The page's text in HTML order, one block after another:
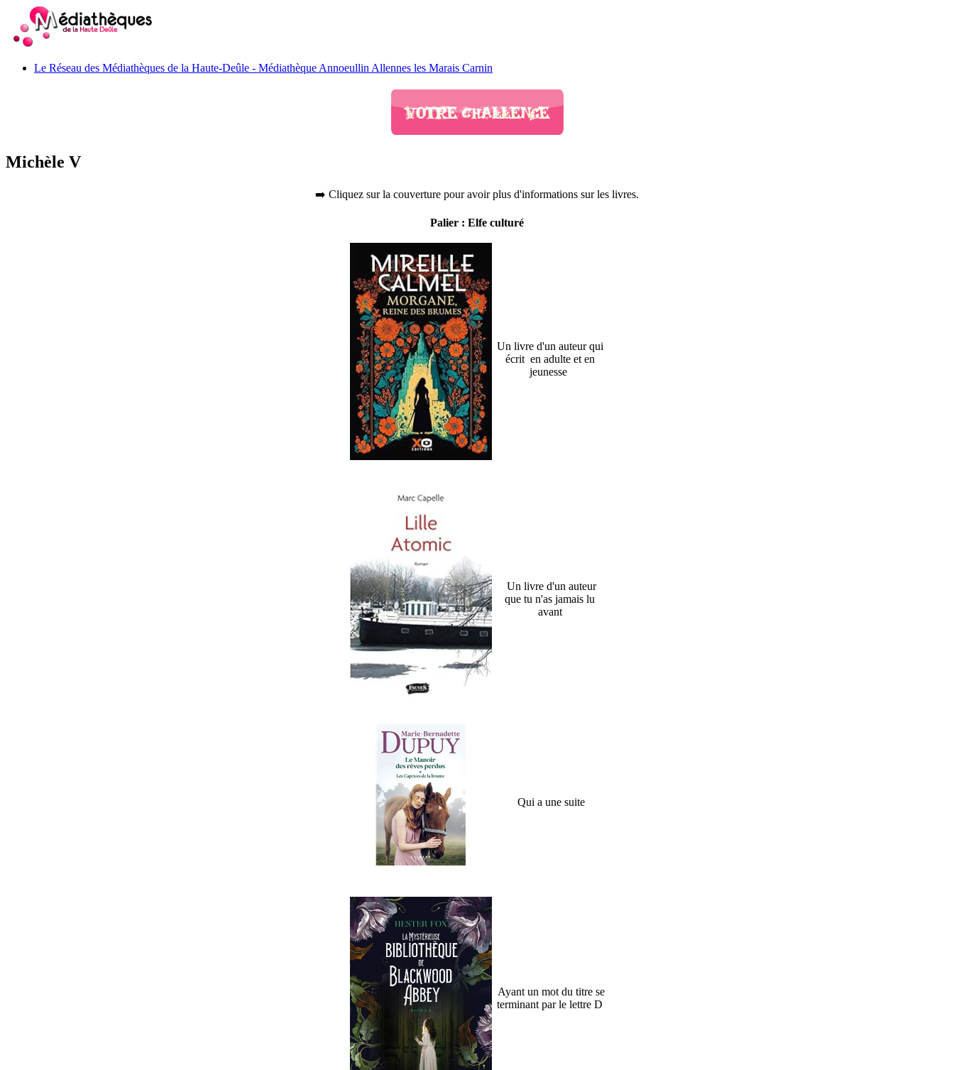
Le Réseau des Médiathèques de la Haute-Deûle - Médiathèque Annoeullin Allennes les Marais Carnin
Michèle V
➡️ Cliquez sur la couverture pour avoir plus d'informations sur les livres.
Palier : Elfe culturé
Un livre d'un auteur qui
écrit en adulte et en
jeunesse
Un livre d'un auteur
que tu n'as jamais lu
avant
Qui a une suite
Ayant un mot du titre se
terminant par le lettre D